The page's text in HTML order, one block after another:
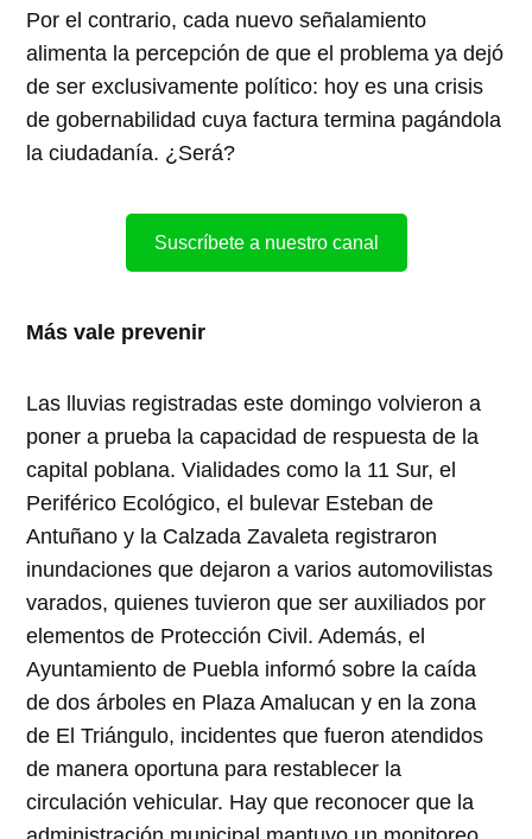
Por el contrario, cada nuevo señalamiento
alimenta la percepción de que el problema ya dejó
de ser exclusivamente político: hoy es una crisis
de gobernabilidad cuya factura termina pagándola
la ciudadanía. ¿Será?
Suscríbete a nuestro canal
Más vale prevenir
Las lluvias registradas este domingo volvieron a
poner a prueba la capacidad de respuesta de la
capital poblana. Vialidades como la 11 Sur, el
Periférico Ecológico, el bulevar Esteban de
Antuñano y la Calzada Zavaleta registraron
inundaciones que dejaron a varios automovilistas
varados, quienes tuvieron que ser auxiliados por
elementos de Protección Civil. Además, el
Ayuntamiento de Puebla informó sobre la caída
de dos árboles en Plaza Amalucan y en la zona
de El Triángulo, incidentes que fueron atendidos
de manera oportuna para restablecer la
circulación vehicular. Hay que reconocer que la